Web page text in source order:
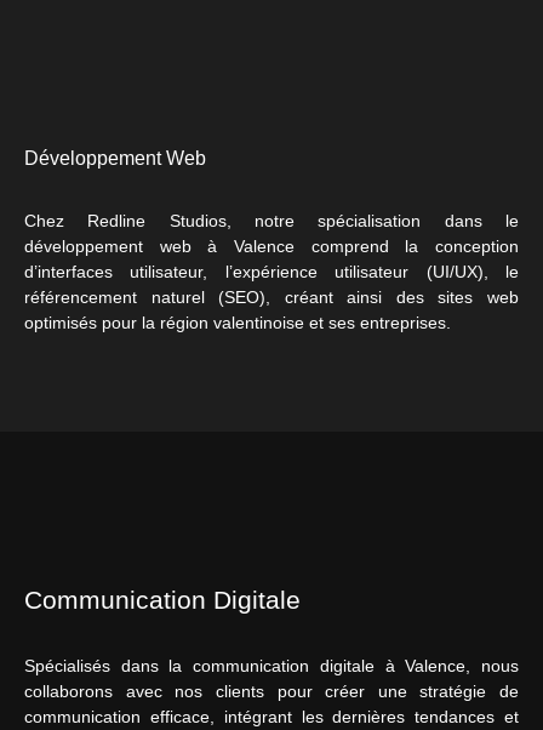
Développement Web
Chez Redline Studios, notre spécialisation dans le
développement web à Valence comprend la conception
d’interfaces utilisateur, l’expérience utilisateur (UI/UX), le
référencement naturel (SEO), créant ainsi des sites web
optimisés pour la région valentinoise et ses entreprises.
Communication Digitale
Spécialisés dans la communication digitale à Valence, nous
collaborons avec nos clients pour créer une stratégie de
communication efficace, intégrant les dernières tendances et